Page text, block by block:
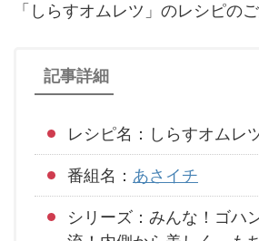
「しらすオムレツ」のレシピのご
記事詳細
レシピ名：しらすオムレ
番組名： あさイチ
シリーズ：みんな！ゴハ